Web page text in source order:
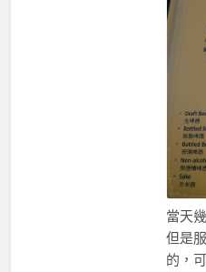
當天
但是
的，